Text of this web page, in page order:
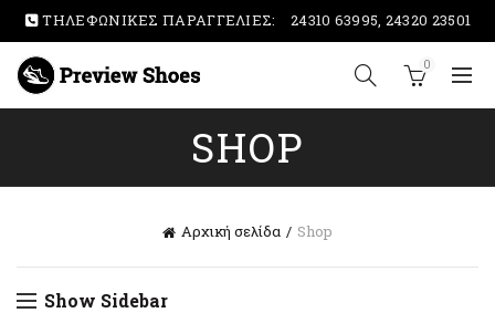
ΤΗΛΕΦΩΝΙΚΕΣ ΠΑΡΑΓΓΕΛΙΕΣ: 24310 63995, 24320 23501
0
SHOP
Αρχική σελίδα Shop
Show Sidebar